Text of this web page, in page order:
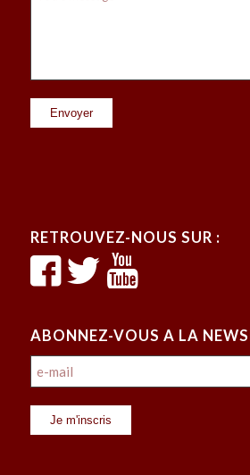
RETROUVEZ-NOUS SUR :
ABONNEZ-VOUS A LA